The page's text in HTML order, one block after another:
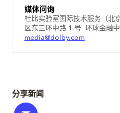
媒体问询
杜比实验室国际技术服务（北
区东三环中路 1 号 环球金融
media@dolby.com
分享新闻